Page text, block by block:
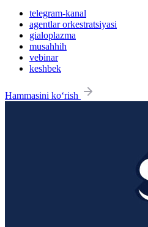
telegram-kanal
agentlar orkestratsiyasi
gialoplazma
musahhih
vebinar
keshbek
Hammasini ko‘rish